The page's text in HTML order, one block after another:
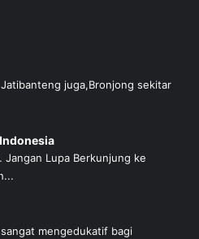
juga,Bronjong sekitar
Jangan Lupa Berkunjung ke
mengedukatif bagi